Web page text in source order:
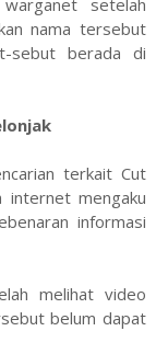
nama tersebut
sebut berada di
terkait Cut
internet mengaku
informasi
melihat video
belum dapat